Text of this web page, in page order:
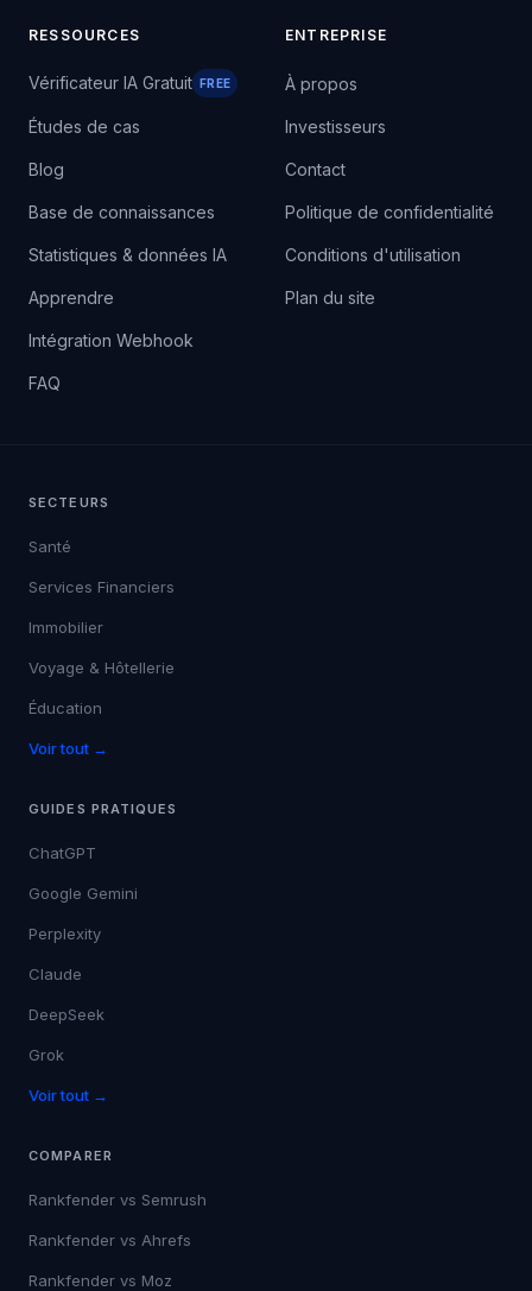
RESSOURCES
Vérificateur IA Gratuit FREE
Études de cas
Blog
Base de connaissances
Statistiques & données IA
Apprendre
Intégration Webhook
FAQ
ENTREPRISE
À propos
Investisseurs
Contact
Politique de confidentialité
Conditions d'utilisation
Plan du site
SECTEURS
Santé
Services Financiers
Immobilier
Voyage & Hôtellerie
Éducation
Voir tout →
GUIDES PRATIQUES
ChatGPT
Google Gemini
Perplexity
Claude
DeepSeek
Grok
Voir tout →
COMPARER
Rankfender vs Semrush
Rankfender vs Ahrefs
Rankfender vs Moz